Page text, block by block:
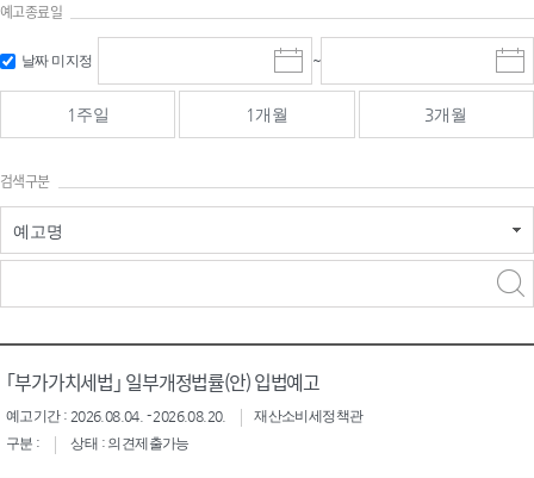
예고종료일
날짜 미지정
시
작
일
선
~
종
료
선
1주일 1개월 3개월
검색구분
예고명
｢부가가치세법｣ 일부개정법률(안) 입법예고
예고기간 : 2026.08.04. - 2026.08.20.
재산소비세정책관
구분 :
상태 : 의견제출가능